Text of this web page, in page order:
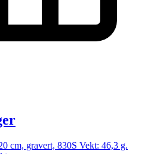
cm, gravert, 830S Vekt: 46,3 g.